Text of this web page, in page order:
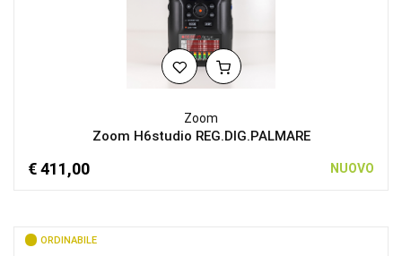
Zoom
Zoom H6studio REG.DIG.PALMARE
€ 411,00 NUOVO
ORDINABILE